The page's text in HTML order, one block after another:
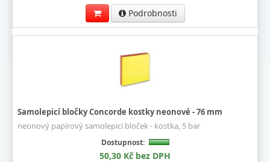
Podrobnosti
Samolepicí bločky Concorde kostky neonové - 76 mm
neonový papírový samolepicí bloček - kostka, 5 bar
Dostupnost:
50,30 Kč bez DPH